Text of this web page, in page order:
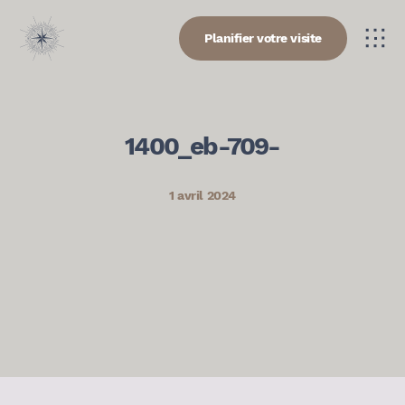
Planifier votre visite
1400_eb-709-
1 avril 2024